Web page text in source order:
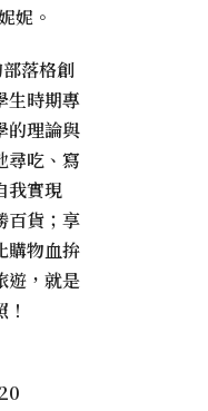
妮。
落格創
生時期專
的理論與
尋吃、寫
我實現
百貨；享
購物血拚
遊，就是